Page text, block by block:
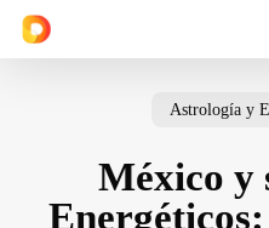
Skip
Cart
Astrología y
México y